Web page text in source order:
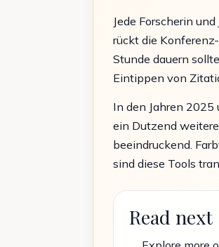
Jede Forscherin
rückt die
Stunde dauern
Eintippen von
In den Jahren 2025
ein Dutzend
beeindruckend.
sind diese Tools
Read next